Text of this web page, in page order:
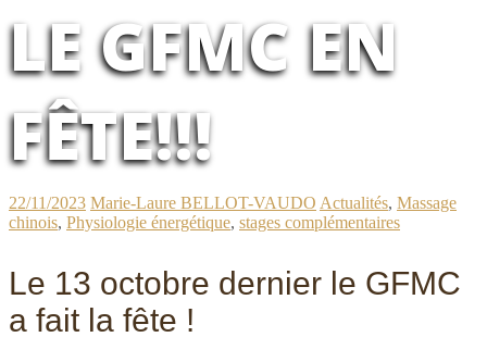
LE GFMC EN
FÊTE!!!
22/11/2023 Marie-Laure BELLOT-VAUDO Actualités, Massage
chinois, Physiologie énergétique, stages complémentaires
Le 13 octobre dernier le GFMC
a fait la fête !